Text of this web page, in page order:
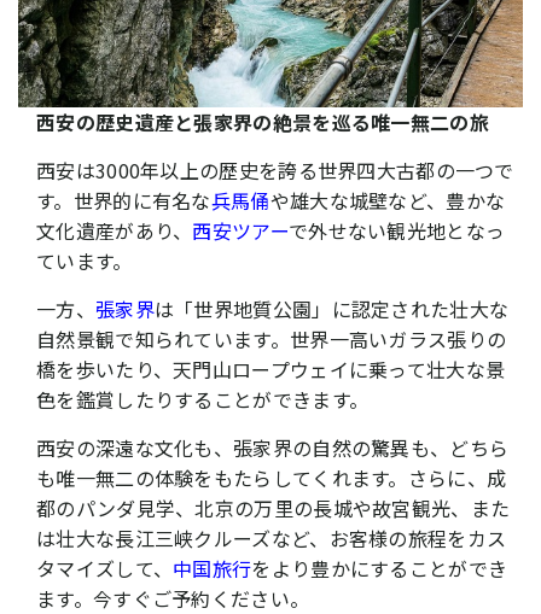
西安の歴史遺産と張家界の絶景を巡る唯一無二の旅
西安は3000年以上の歴史を誇る世界四大古都の一つで
す。世界的に有名な兵馬俑や雄大な城壁など、豊かな
文化遺産があり、 西安ツアーで外せない観光地となっ
ています。
一方、 張家界は「世界地質公園」に認定された壮大な
自然景観で知られています。世界一高いガラス張りの
橋を歩いたり、天門山ロープウェイに乗って壮大な景
色を鑑賞したりすることができます。
西安の深遠な文化も、張家界の自然の驚異も、どちら
も唯一無二の体験をもたらしてくれます。さらに、成
都のパンダ見学、北京の万里の長城や故宮観光、また
は壮大な長江三峡クルーズなど、お客様の旅程をカス
タマイズして、 中国旅行をより豊かにすることができ
ます。今すぐご予約ください。